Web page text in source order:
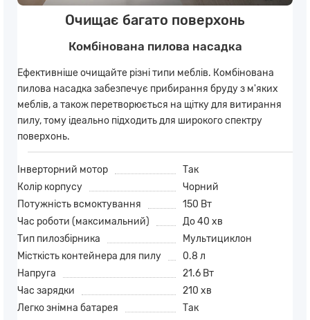
Очищає багато поверхонь
Комбінована пилова насадка
Ефективніше очищайте різні типи меблів. Комбінована
пилова насадка забезпечує прибирання бруду з м'яких
меблів, а також перетворюється на щітку для витирання
пилу, тому ідеально підходить для широкого спектру
поверхонь.
Інверторний мотор
Так
Колір корпусу
Чорний
Потужність всмоктування
150 Вт
Час роботи (максимальний)
До 40 хв
Тип пилозбірника
Мультициклон
Місткість контейнера для пилу
0.8 л
Напруга
21.6 Вт
Час зарядки
210 хв
Легко знімна батарея
Так